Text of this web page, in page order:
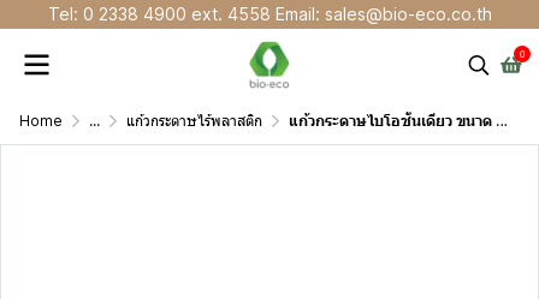
Tel: 0 2338 4900 ext. 4558 Email: sales@bio-eco.co.th
0
Home ... แก้วกระดาษไร้พลาสติก แก้วกระดาษไบโอชั้นเดียว ขนาด 4 ออนซ์